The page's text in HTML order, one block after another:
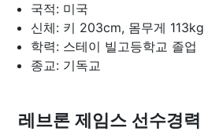
국적: 미국
신체: 키 203cm, 몸무게 113kg
학력: 스테이 빌고등학교 졸업
종교: 기독교
레브론 제임스 선수경력